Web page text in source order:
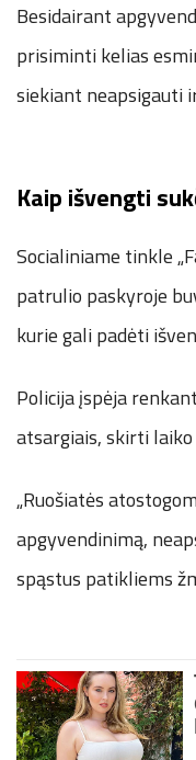
Besidairant
prisiminti kelias
siekiant neapsigauti
Kaip išvengti
Socialiniame tinkle
patrulio paskyroje
kurie gali padėti
Policija įspėja
atsargiais, skirti
„Ruošiatės
apgyvendinimą,
spąstus patikliems